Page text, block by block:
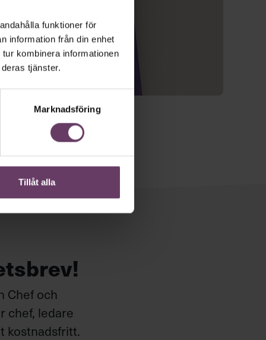
funktioner för
information från din enhet
kombinera informationen
tjänster.
Marknadsföring
Tillåt alla
Chef och
chef, ledare
kostnadsfritt.